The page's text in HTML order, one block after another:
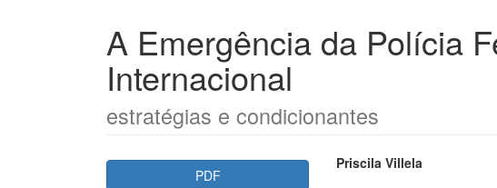
A Emergência da Polícia
Internacional
estratégias e condicionantes
PDF
Priscila Villela